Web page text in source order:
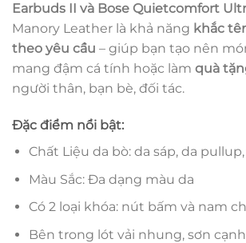
Earbuds II và Bose Quietcomfort
Manory Leather là khả năng khắc
theo yêu cầu – giúp bạn tạo nên
mang đậm cá tính hoặc làm quà
người thân, bạn bè, đối tác.
Đặc điểm nổi bật:
Chất Liệu da bò: da sáp, da
Màu Sắc: Đa dạng màu da
Có 2 loại khóa: nút bấm và nam
Bên trong lót vải nhung, sơn